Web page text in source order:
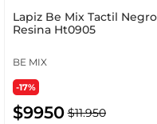
Lapiz Be Mix Tactil Negro
Resina Ht0905
BE MIX
-17%
$9950 $11.950